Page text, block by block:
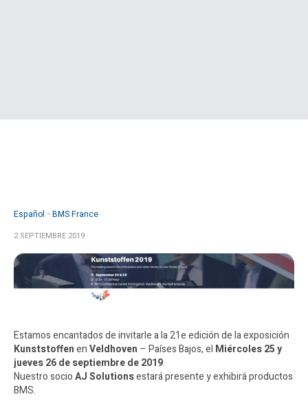
Español BMS France
2 SEPTIEMBRE 2019
Estamos encantados de invitarle a la 21e edición de la exposición
KunststoffenenVeldhoven – Países Bajos, el Miércoles 25 y
jueves 26 de septiembre de 2019.
Nuestro socioAJ Solutionsestará presente y exhibirá productos
BMS.